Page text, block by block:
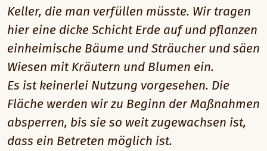
Keller, die man verfüllen müsste. Wir tragen
hier eine dicke Schicht Erde auf und pflanzen
einheimische Bäume und Sträucher und säen
Wiesen mit Kräutern und Blumen ein.
Es ist keinerlei Nutzung vorgesehen. Die
Fläche werden wir zu Beginn der Maßnahmen
absperren, bis sie so weit zugewachsen ist,
dass ein Betreten möglich ist.